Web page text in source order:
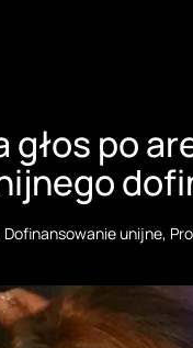
po
Dofinansowanie unijne,